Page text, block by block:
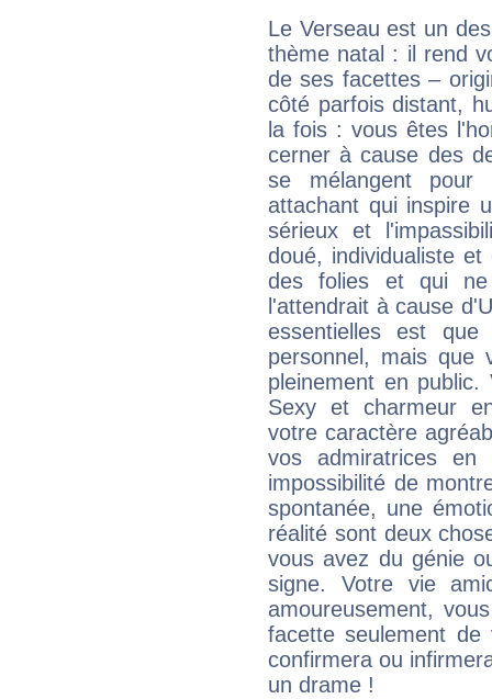
Le Verseau est un
thème natal : il rend
de ses facettes –
côté parfois distant,
la fois : vous êtes
cerner à cause des
se mélangent
attachant qui inspire
sérieux et
doué, individualiste
des folies et qui
l'attendrait à cause
essentielles est
personnel, mais que
pleinement en
Sexy et charmeur
votre caractère
vos admiratrices
impossibilité de
spontanée, une
réalité sont deux
vous avez du génie
signe. Votre vie
amoureusement,
facette seulement
confirmera ou
un drame !